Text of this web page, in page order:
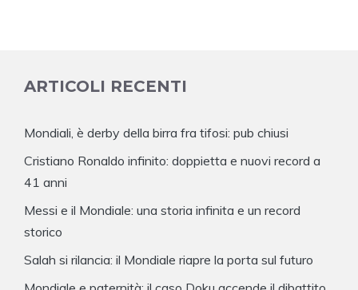
ARTICOLI RECENTI
Mondiali, è derby della birra fra tifosi: pub chiusi
Cristiano Ronaldo infinito: doppietta e nuovi record a
41 anni
Messi e il Mondiale: una storia infinita e un record
storico
Salah si rilancia: il Mondiale riapre la porta sul futuro